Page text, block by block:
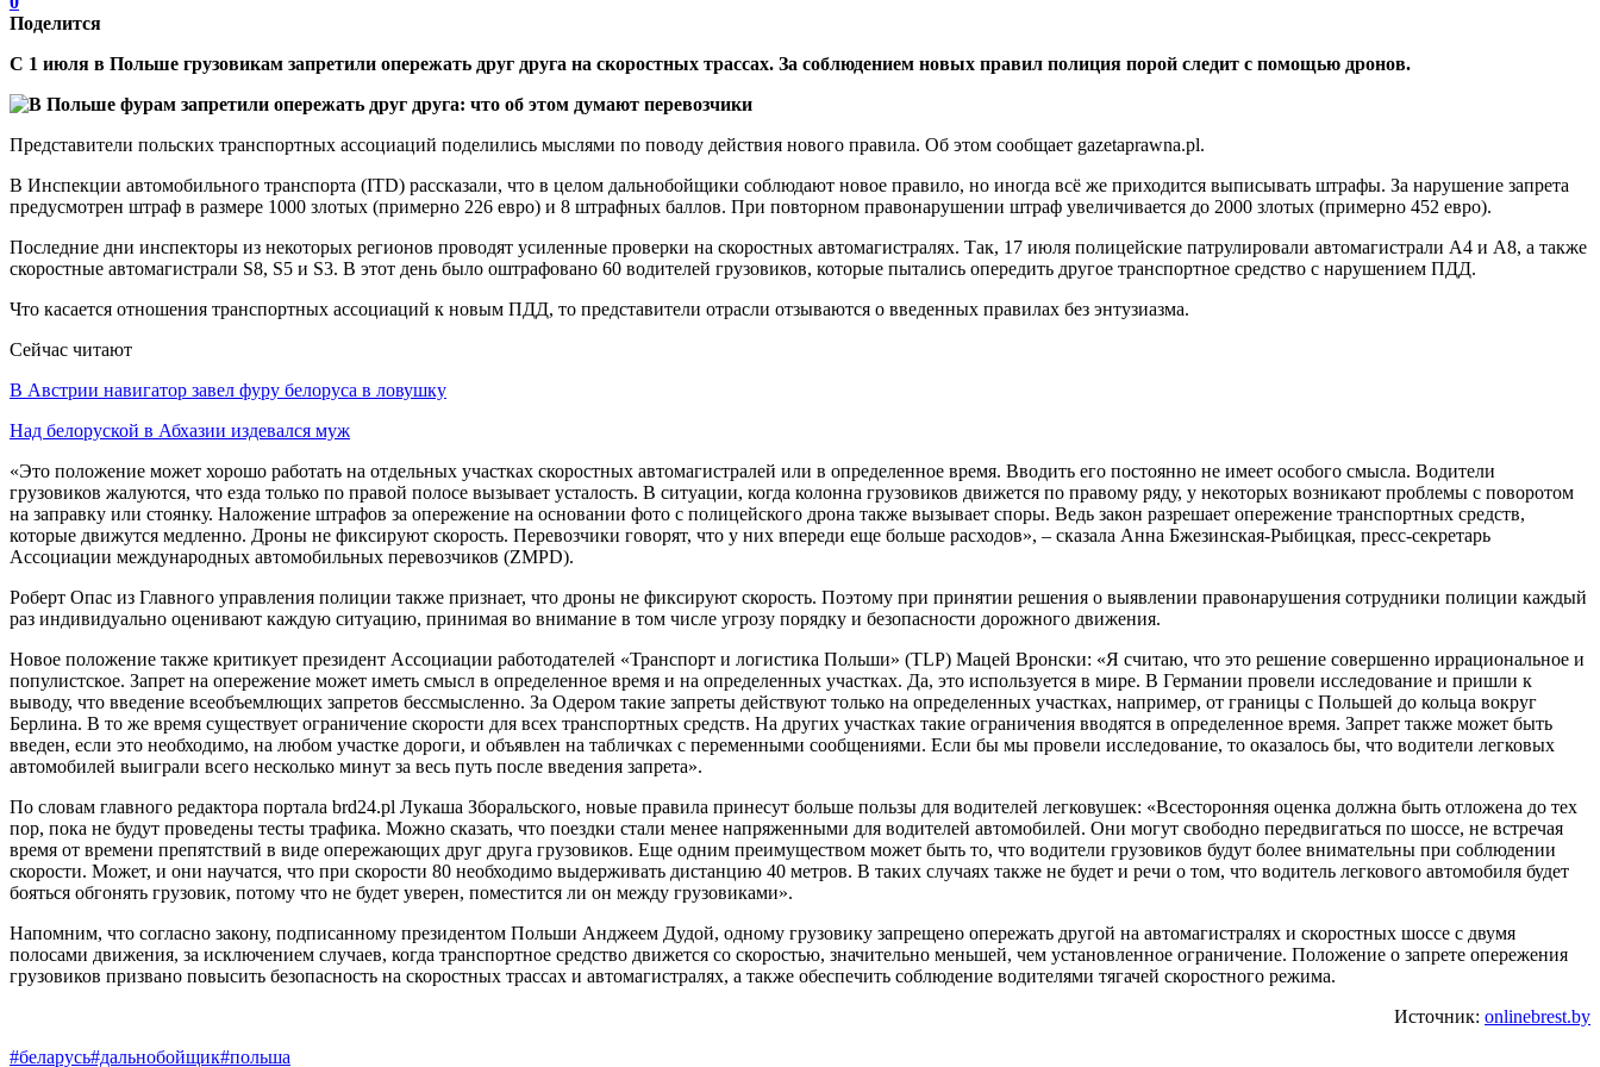
Поделится
С 1 июля в Польше грузовикам запретили опережать друг друга на скоростных трассах. За соблюдением новых правил полиция порой следит с помощью дронов.
Представители польских транспортных ассоциаций поделились мыслями по поводу действия нового правила. Об этом сообщает gazetaprawna.pl.
В Инспекции автомобильного транспорта (ITD) рассказали, что в целом дальнобойщики соблюдают новое правило, но иногда всё же приходится выписывать штрафы. За нарушение запрета
предусмотрен штраф в размере 1000 злотых (примерно 226 евро) и 8 штрафных баллов. При повторном правонарушении штраф увеличивается до 2000 злотых (примерно 452 евро).
Последние дни инспекторы из некоторых регионов проводят усиленные проверки на скоростных автомагистралях. Так, 17 июля полицейские патрулировали автомагистрали A4 и A8, а также
скоростные автомагистрали S8, S5 и S3. В этот день было оштрафовано 60 водителей грузовиков, которые пытались опередить другое транспортное средство с нарушением ПДД.
Что касается отношения транспортных ассоциаций к новым ПДД, то представители отрасли отзываются о введенных правилах без энтузиазма.
Сейчас читают
В Австрии навигатор завел фуру белоруса в ловушку
Над белоруской в Абхазии издевался муж
«Это положение может хорошо работать на отдельных участках скоростных автомагистралей или в определенное время. Вводить его постоянно не имеет особого смысла. Водители
грузовиков жалуются, что езда только по правой полосе вызывает усталость. В ситуации, когда колонна грузовиков движется по правому ряду, у некоторых возникают проблемы с поворотом
на заправку или стоянку. Наложение штрафов за опережение на основании фото с полицейского дрона также вызывает споры. Ведь закон разрешает опережение транспортных средств,
которые движутся медленно. Дроны не фиксируют скорость. Перевозчики говорят, что у них впереди еще больше расходов», – сказала Анна Бжезинская-Рыбицкая, пресс-секретарь
Ассоциации международных автомобильных перевозчиков (ZMPD).
Роберт Опас из Главного управления полиции также признает, что дроны не фиксируют скорость. Поэтому при принятии решения о выявлении правонарушения сотрудники полиции каждый
раз индивидуально оценивают каждую ситуацию, принимая во внимание в том числе угрозу порядку и безопасности дорожного движения.
Новое положение также критикует президент Ассоциации работодателей «Транспорт и логистика Польши» (TLP) Мацей Вронски: «Я считаю, что это решение совершенно иррациональное и
популистское. Запрет на опережение может иметь смысл в определенное время и на определенных участках. Да, это используется в мире. В Германии провели исследование и пришли к
выводу, что введение всеобъемлющих запретов бессмысленно. За Одером такие запреты действуют только на определенных участках, например, от границы с Польшей до кольца вокруг
Берлина. В то же время существует ограничение скорости для всех транспортных средств. На других участках такие ограничения вводятся в определенное время. Запрет также может быть
введен, если это необходимо, на любом участке дороги, и объявлен на табличках с переменными сообщениями. Если бы мы провели исследование, то оказалось бы, что водители легковых
автомобилей выиграли всего несколько минут за весь путь после введения запрета».
По словам главного редактора портала brd24.pl Лукаша Зборальского, новые правила принесут больше пользы для водителей легковушек: «Всесторонняя оценка должна быть отложена до тех
пор, пока не будут проведены тесты трафика. Можно сказать, что поездки стали менее напряженными для водителей автомобилей. Они могут свободно передвигаться по шоссе, не встречая
время от времени препятствий в виде опережающих друг друга грузовиков. Еще одним преимуществом может быть то, что водители грузовиков будут более внимательны при соблюдении
скорости. Может, и они научатся, что при скорости 80 необходимо выдерживать дистанцию ​​40 метров. В таких случаях также не будет и речи о том, что водитель легкового автомобиля будет
бояться обгонять грузовик, потому что не будет уверен, поместится ли он между грузовиками».
Напомним, что согласно закону, подписанному президентом Польши Анджеем Дудой, одному грузовику запрещено опережать другой на автомагистралях и скоростных шоссе с двумя
полосами движения, за исключением случаев, когда транспортное средство движется со скоростью, значительно меньшей, чем установленное ограничение. Положение о запрете опережения
грузовиков призвано повысить безопасность на скоростных трассах и автомагистралях, а также обеспечить соблюдение водителями тягачей скоростного режима.
Источник: onlinebrest.by
#беларусь#дальнобойщик#польша